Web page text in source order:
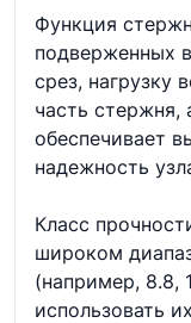
Функция
подверженных
срез, нагрузку
часть стержня,
обеспечивает
надежность
Класс
широком
(например, 8.8,
использовать